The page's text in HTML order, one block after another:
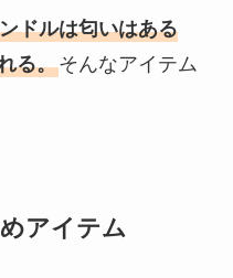
ドルは匂いはある
る。そんなアイテム
アイテム